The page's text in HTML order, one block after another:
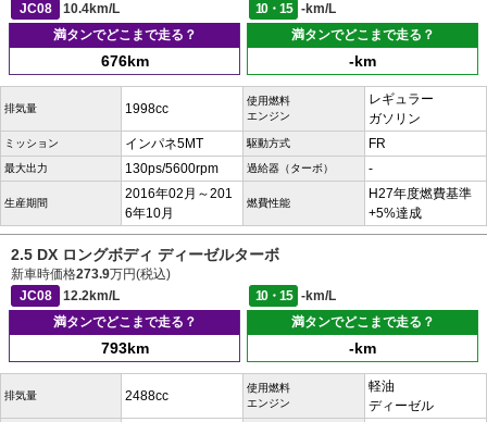
JC08
10.4km/L 10・15
-km/L
満タンでどこまで走る？
676km
満タンでどこまで走る？
-km
排気量 1998cc
使用燃料
エンジン
レギュラー
ガソリン
ミッション インパネ5MT 駆動方式 FR
最大出力 130ps/5600rpm 過給器（ターボ） -
生産期間
2016年02月～201
6年10月
燃費性能
H27年度燃費基準
+5%達成
2.5 DX ロングボディ ディーゼルターボ
新車時価格273.9万円(税込)
JC08
12.2km/L 10・15
-km/L
満タンでどこまで走る？
793km
満タンでどこまで走る？
-km
排気量 2488cc
使用燃料
エンジン
軽油
ディーゼル